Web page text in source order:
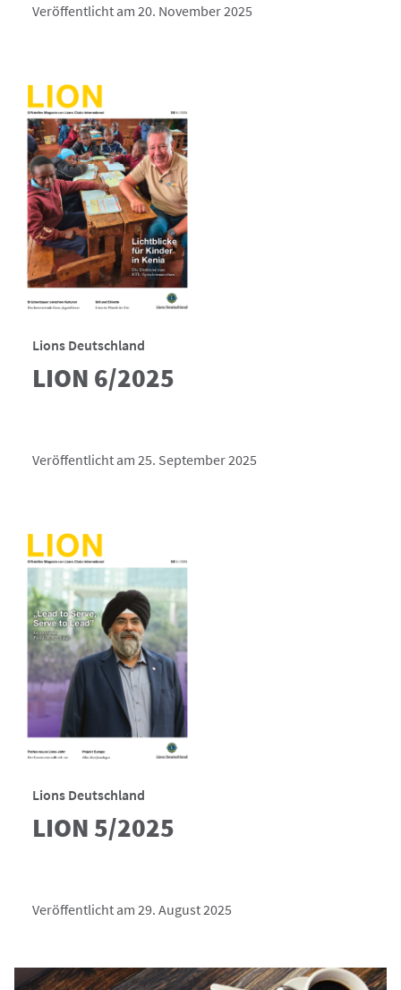
Veröffentlicht am 20. November 2025
Lions Deutschland
LION 6/2025
Veröffentlicht am 25. September 2025
Lions Deutschland
LION 5/2025
Veröffentlicht am 29. August 2025